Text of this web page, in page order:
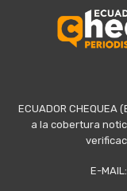
ECUADOR
a la cobertura
E-MAIL: